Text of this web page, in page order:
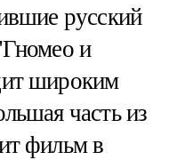
русский
и
широким
часть из
фильм в